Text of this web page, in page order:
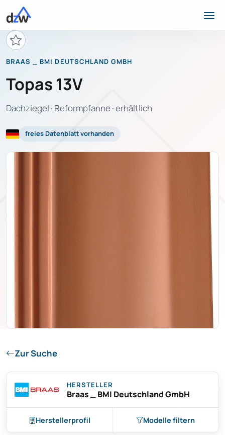
BRAAS _ BMI DEUTSCHLAND GMBH
Topas 13V
Dachziegel · Reformpfanne · erhältlich
freies Datenblatt vorhanden
Zur Suche
HERSTELLER
Braas _ BMI Deutschland GmbH
Herstellerprofil Modelle filtern